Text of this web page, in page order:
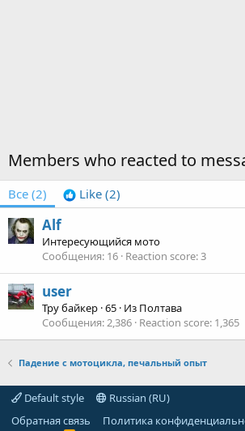
Members who reacted to
Все (2) Like (2)
Alf
Интересующийся мото
Сообщения 16 Reaction score 3
user
Тру байкер ·65 · Из Полтава
Сообщения 2,386 Reaction score 1,365
Падение с мотоцикла, печальный опыт
Default style
Russian (RU)
Обратная связь
Политика